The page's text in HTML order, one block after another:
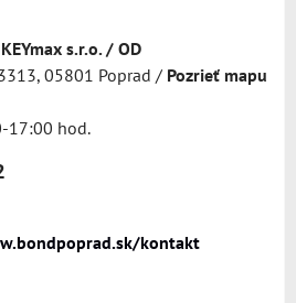
s.r.o. / OD
05801 Poprad / Pozrieť mapu
17:00 hod.
kontakt